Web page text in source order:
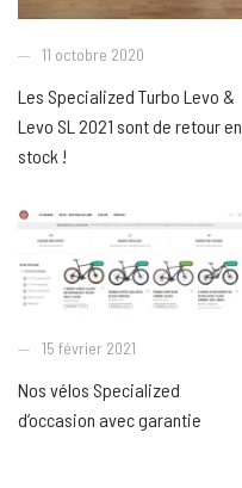
11 octobre 2020
Les Specialized Turbo Levo &
Levo SL 2021 sont de retour en
stock !
15 février 2021
Nos vélos Specialized
d’occasion avec garantie